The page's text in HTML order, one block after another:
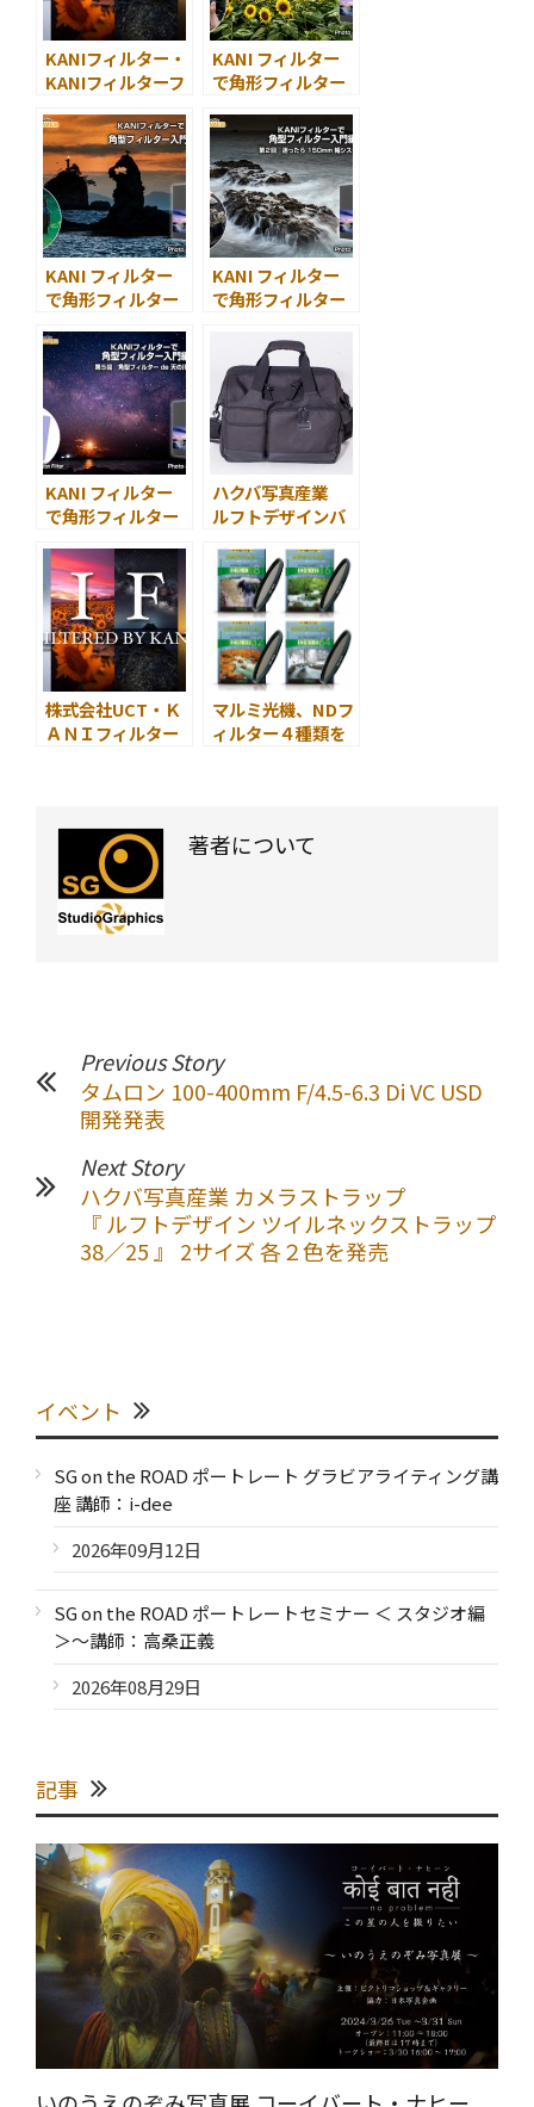
KANIフィルター・
KANIフィルターフ
2020応募受付を開
始
KANI フィルター
で角形フィルター
第３回 角型フィ
ルターで向日葵を
撮ろう
KANI フィルター
で角形フィルター
KANI フィルター
で角形フィルター
第２回 迷ったら
150mm 幅システ
ム
KANI フィルター
で角形フィルター
第５回 角型フィ
ルターで天の川を
撮ろう
ハクバ写真産業
ルフトデザインバ
株式会社UCT・Ｋ
ＡＮＩフィルター
を開始
マルミ光機、NDフ
ィルター４種類を
著者について
Previous Story
タムロン 100-400mm F/4.5-6.3 Di VC USD
開発発表
Next Story
ハクバ写真産業 カメラストラップ
『 ルフトデザイン ツイルネックストラップ
38／25 』 2サイズ 各２色を発売
イベント
SG on the ROAD ポートレート グラビアライティング講
座 講師：i-dee
2026年09月12日
SG on the ROAD ポートレートセミナー ＜ スタジオ編
＞～講師：高桑正義
2026年08月29日
記事